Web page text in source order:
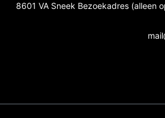
8601 VA Sneek Bezoekadres (alleen